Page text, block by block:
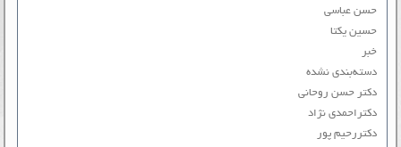
حسن عباسی
حسین یکتا
خبر
دسته‌بندی نشده
دکتر حسن روحانی
دکتراحمدی نژاد
دکتررحیم پور